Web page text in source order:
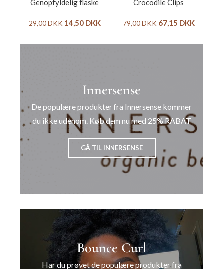
Genopfyldelig flaske
29,00DKK 14,50 DKK
Crocodile Clips
79,00DKK 67,15 DKK
Innersense
De populære produkter fra Innersense kommer
du ikke udenom. Køb dem nu med 25% RABAT
GÅ TIL INNERSENSE
Bounce Curl
Har du prøvet de populære produkter fra